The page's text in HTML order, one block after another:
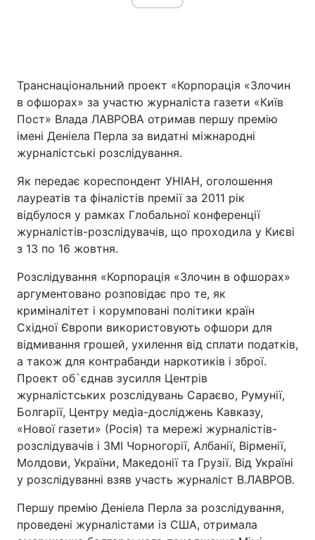
Транснаціональний проект «Корпорація «Злочин
в офшорах» за участю журналіста газети «Київ
Пост» Влада ЛАВРОВА отримав першу премію
імені Деніела Перла за видатні міжнародні
журналістські розслідування.
Як передає кореспондент УНІАН, оголошення
лауреатів та фіналістів премії за 2011 рік
відбулося у рамках Глобальної конференції
журналістів-розслідувачів, що проходила у Києві
з 13 по 16 жовтня.
Розслідування «Корпорація «Злочин в офшорах»
аргументовано розповідає про те, як
криміналітет і корумповані політики країн
Східної Європи використовують офшори для
відмивання грошей, ухилення від сплати податків,
а також для контрабанди наркотиків і зброї.
Проект об`єднав зусилля Центрів
журналістських розслідувань Сараєво, Румунії,
Болгарії, Центру медіа-досліджень Кавказу,
«Нової газети» (Росія) та мережі журналістів-
розслідувачів і ЗМІ Чорногорії, Албанії, Вірменії,
Молдови, України, Македонії та Грузії. Від Україні
у розслідуванні взяв участь журналіст В.ЛАВРОВ.
Першу премію Деніела Перла за розслідування,
проведені журналістами із США, отримала